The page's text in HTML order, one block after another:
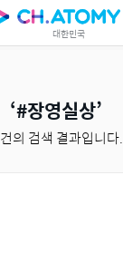
대한민국
#장영실상
건의 검색 결과입니다.